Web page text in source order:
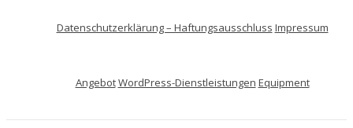
Datenschutzerklärung – Haftungsausschluss Impressum
AngebotWordPress-Dienstleistungen Equipment